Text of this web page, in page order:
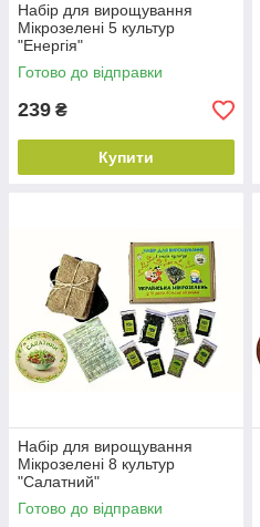
Набір для вирощування
Мікрозелені 5 культур
"Енергія"
Готово до відправки
239 ₴
Купити
Набір для вирощування
Мікрозелені 8 культур
"Салатний"
Готово до відправки